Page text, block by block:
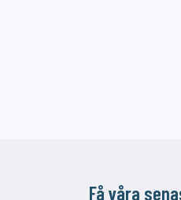
Få våra